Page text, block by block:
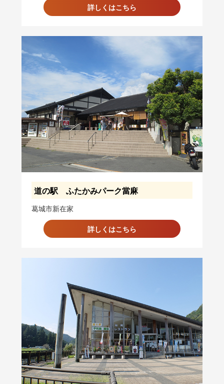
詳しくはこちら
道の駅 ふたかみパーク當麻
葛城市新在家
詳しくはこちら